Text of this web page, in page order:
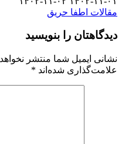
مقالات اطفا حریق
دیدگاهتان را بنویسید
نشانی ایمیل شما منتشر
علامت‌گذاری شده‌اند *